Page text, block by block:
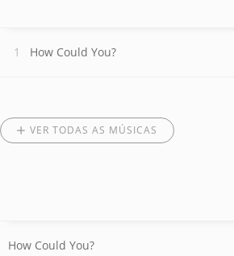
How Could You?
VER TODAS AS MÚSICAS
How Could You?